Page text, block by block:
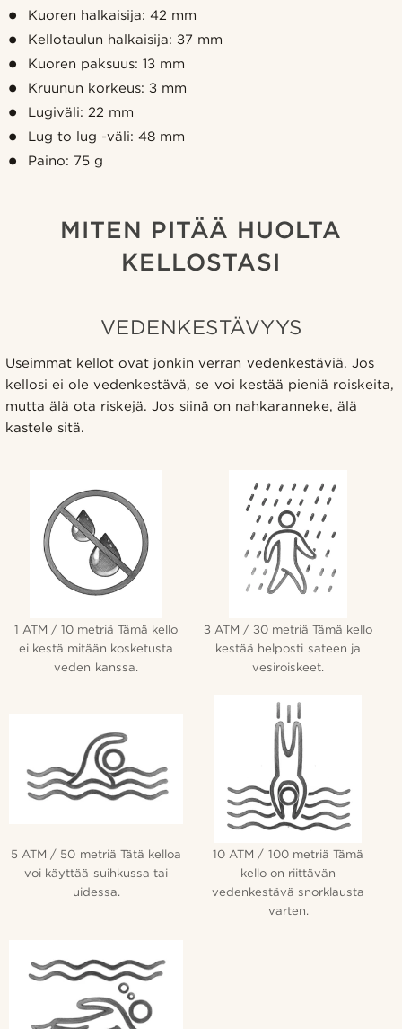
Kuoren halkaisija: 42 mm
Kellotaulun halkaisija: 37 mm
Kuoren paksuus: 13 mm
Kruunun korkeus: 3 mm
Lugiväli: 22 mm
Lug to lug -väli: 48 mm
Paino: 75 g
MITEN PITÄÄ HUOLTA
KELLOSTASI
VEDENKESTÄVYYS
Useimmat kellot ovat jonkin verran vedenkestäviä. Jos
kellosi ei ole vedenkestävä, se voi kestää pieniä roiskeita,
mutta älä ota riskejä. Jos siinä on nahkaranneke, älä
kastele sitä.
1 ATM / 10 metriä Tämä kello
ei kestä mitään kosketusta
veden kanssa.
3 ATM / 30 metriä Tämä kello
kestää helposti sateen ja
vesiroiskeet.
5 ATM / 50 metriä Tätä kelloa
voi käyttää suihkussa tai
uidessa.
10 ATM / 100 metriä Tämä
kello on riittävän
vedenkestävä snorklausta
varten.